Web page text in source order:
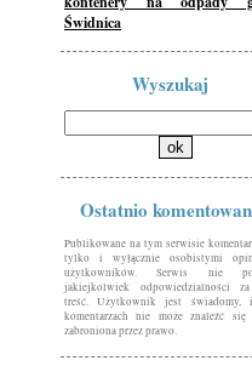
Świdnica
Wyszukaj
Ostatnio
Publikowane na tym serwisie
tylko i wyłącznie osobistymi
użytkowników. Serwis nie
jakiejkolwiek odpowiedzialności
treść. Użytkownik jest świadomy,
komentarzach nie może znaleźć się
zabroniona przez prawo.